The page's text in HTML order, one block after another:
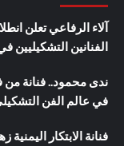
الفنانين التشكيليين
ندى محمود.. فنانة من
في عالم الفن
فنانة الابتكار